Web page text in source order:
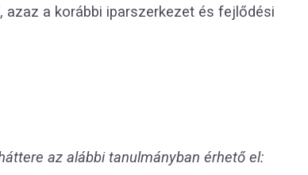
azaz a korábbi iparszerkezet és fejlődési
az alábbi tanulmányban érhető el: